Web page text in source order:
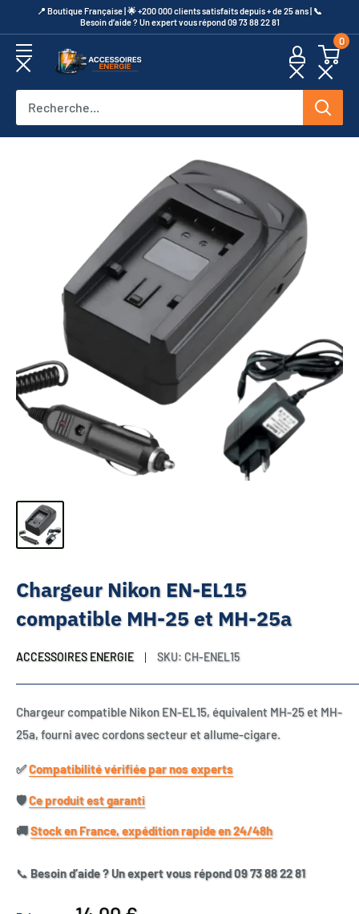
au
contenu
​📍​ Boutique Française | 🌟 +200 000 clients satisfaits depuis + de 25 ans | 📞​
Besoin d’aide ? Un expert vous répond 09 73 88 22 81
Accessoires
0
Chargeur Nikon EN-EL15
compatible MH-25 et MH-25a
ACCESSOIRES ENERGIE SKU: CH-ENEL15
Chargeur compatible Nikon EN-EL15, équivalent MH-25 et MH-
25a, fourni avec cordons secteur et allume-cigare.
✅​Compatibilité vérifiée par nos experts
🛡️​Ce produit est garanti
🚚​Stock en France, expédition rapide en 24/48h
📞 Besoin d’aide ? Un expert vous répond 09 73 88 22 81